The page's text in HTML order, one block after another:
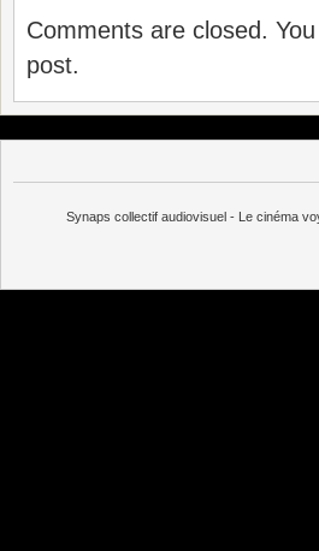
Comments are closed.
post.
Synaps collectif audiovisuel - Le cinéma